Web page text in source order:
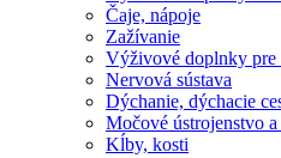
Čaje, nápoje
Zažívanie
Výživové doplnky pre
Nervová sústava
Dýchanie, dýchacie
Močové ústrojenstvo
Kĺby, kosti